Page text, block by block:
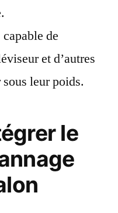
capable de
et d’autres
leur poids.
le